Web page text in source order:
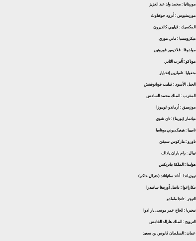
: محمد ولد عبد العزيز
موريشيوس : أنرود جوغناوث
المكسيك : فيليبي كالديرون
ميكرونيسيا : ماني موري
: فلاديمير فورونين
: ألبرت الثاني
: نامبارين إنخبايار
الجبل الأسود : فيليب فويانوفيتش
المغرب : الملك محمد السادس
: أرماندو غويبوزا
ميانمار (بورما) : ثان شوي
: هيفيكمبوني بوهامبا
ناورو : ماركوس ستيفن
: رام باران ياداف
: الملكة بياتريكس
: أناند ساتياناند (جنرال حاكم)
: دانييل أورتيغا سافيدرا
: تانجا مامادو
: الحاج عمر موسى يار ادوا
: الملك هارالد الخامس
عمان : السلطان قابوس بن سعيد